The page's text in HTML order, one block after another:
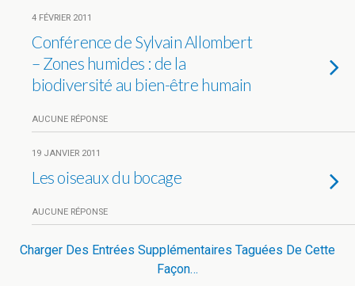
4 FÉVRIER 2011
Conférence de Sylvain Allombert
– Zones humides : de la
biodiversité au bien-être humain
AUCUNE RÉPONSE
19 JANVIER 2011
Les oiseaux du bocage
AUCUNE RÉPONSE
Charger Des Entrées Supplémentaires Taguées De Cette
Façon…